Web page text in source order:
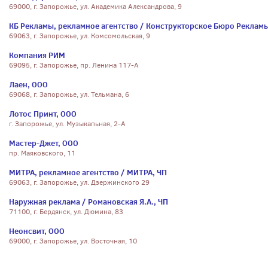
69000, г. Запорожье, ул. Академика Александрова, 9
КБ Рекламы, рекламное агентство / Конструкторское Бюро
69063, г. Запорожье, ул. Комсомольская, 9
Компания РИМ
69095, г. Запорожье, пр. Ленина 117-А
Лаен, ООО
69068, г. Запорожье, ул. Тельмана, 6
Лотос Принт, ООО
г. Запорожье, ул. Музыкапьная, 2-А
Мастер-Джет, ООО
пр. Маяковского, 11
МИТРА, рекламное агентство / МИТРА, ЧП
69063, г. Запорожье, ул. Дзержинского 29
Наружная реклама / Романовская Я.А., ЧП
71100, г. Бердянск, ул. Дюмина, 83
Неонсвит, ООО
69000, г. Запорожье, ул. Восточная, 10